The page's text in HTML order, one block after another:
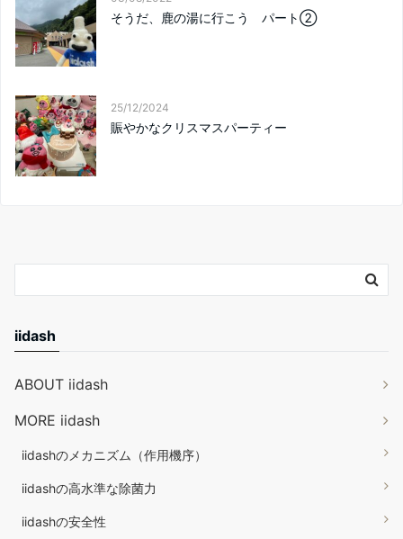
そうだ、鹿の湯に行こう パート②
25/12/2024
賑やかなクリスマスパーティー
iidash
ABOUT iidash
MORE iidash
iidashのメカニズム（作用機序）
iidashの高水準な除菌力
iidashの安全性